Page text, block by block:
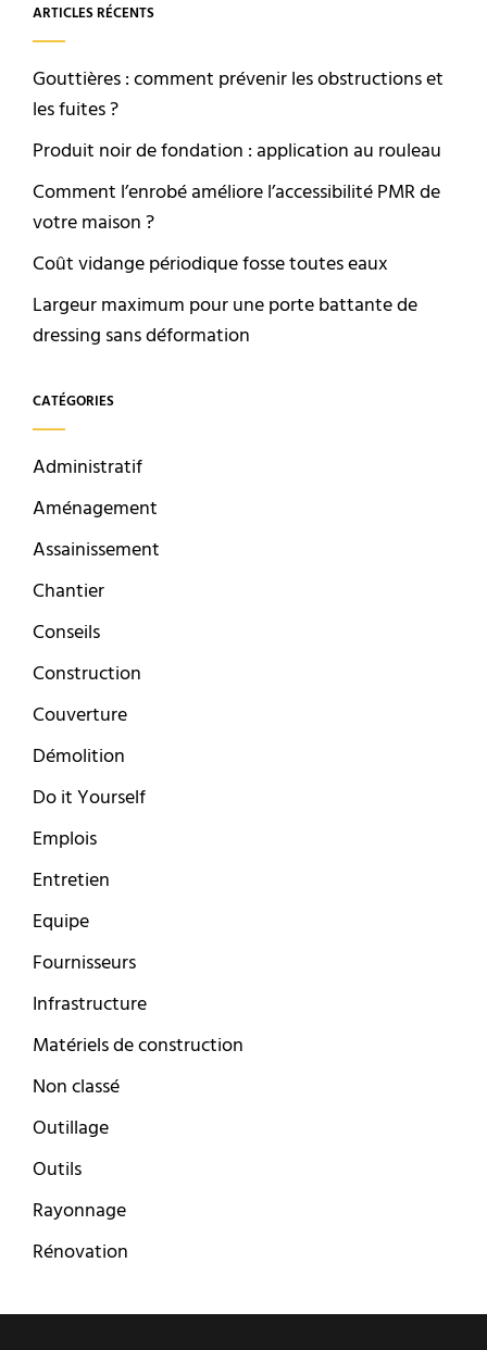
ARTICLES RÉCENTS
Gouttières : comment prévenir les obstructions et
les fuites ?
Produit noir de fondation : application au rouleau
Comment l’enrobé améliore l’accessibilité PMR de
votre maison ?
Coût vidange périodique fosse toutes eaux
Largeur maximum pour une porte battante de
dressing sans déformation
CATÉGORIES
Administratif
Aménagement
Assainissement
Chantier
Conseils
Construction
Couverture
Démolition
Do it Yourself
Emplois
Entretien
Equipe
Fournisseurs
Infrastructure
Matériels de construction
Non classé
Outillage
Outils
Rayonnage
Rénovation